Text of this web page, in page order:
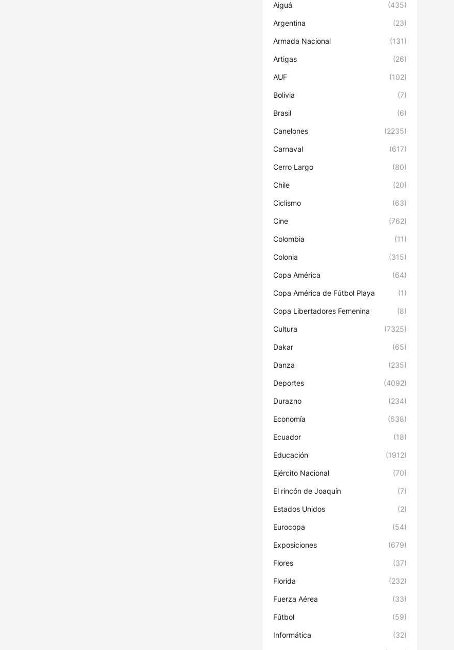
Aiguá (435)
Argentina (23)
Armada Nacional (131)
Artigas (26)
AUF (102)
Bolivia (7)
Brasil (6)
Canelones (2235)
Carnaval (617)
Cerro Largo (80)
Chile (20)
Ciclismo (63)
Cine (762)
Colombia (11)
Colonia (315)
Copa América (64)
Copa América de Fútbol Playa (1)
Copa Libertadores Femenina (8)
Cultura (7325)
Dakar (65)
Danza (235)
Deportes (4092)
Durazno (234)
Economía (638)
Ecuador (18)
Educación (1912)
Ejército Nacional (70)
El rincón de Joaquín (7)
Estados Unidos (2)
Eurocopa (54)
Exposiciones (679)
Flores (37)
Florida (232)
Fuerza Aérea (33)
Fútbol (59)
Informática (32)